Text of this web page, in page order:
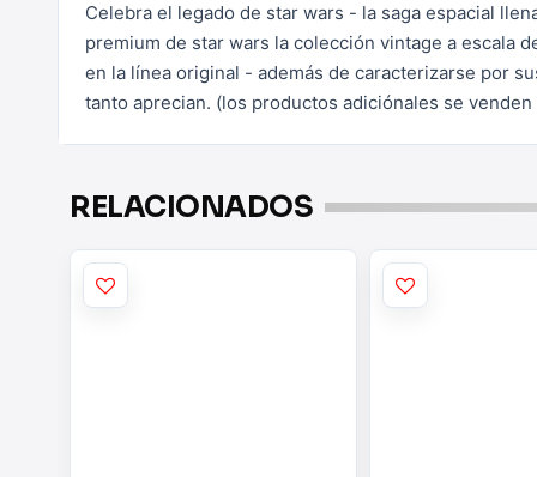
Celebra el legado de star wars - la saga espacial
premium de star wars la colección vintage a escala
en la línea original - además de caracterizarse por
tanto aprecian. (los productos adiciónales se
RELACIONADOS